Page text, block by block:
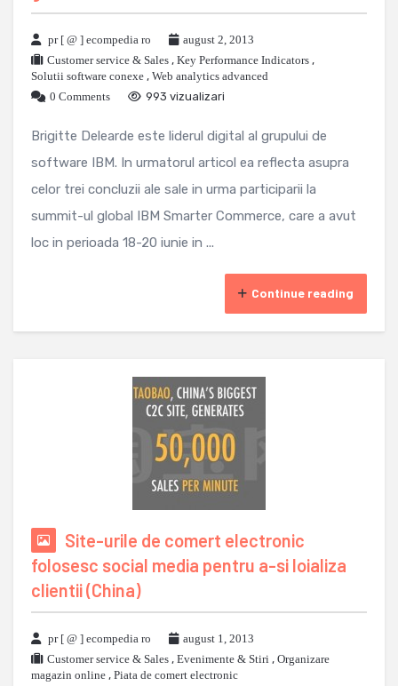
pr [ @ ] ecompedia ro
august 2, 2013
Customer service & Sales , Key Performance Indicators ,
Solutii software conexe , Web analytics advanced
0 Comments
993 vizualizari
Brigitte Delearde este liderul digital al grupului de
software IBM. In urmatorul articol ea reflecta asupra
celor trei concluzii ale sale in urma participarii la
summit-ul global IBM Smarter Commerce, care a avut
loc in perioada 18-20 iunie in ...
Continue reading
Site-urile de comert electronic
folosesc social media pentru a-si loializa
clientii (China)
pr [ @ ] ecompedia ro
august 1, 2013
Customer service & Sales , Evenimente & Stiri , Organizare
magazin online , Piata de comert electronic